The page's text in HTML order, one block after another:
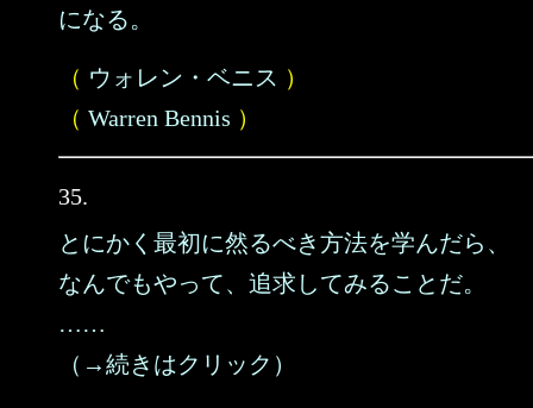
になる。
（ ウォレン・ベニス ）
（ Warren Bennis ）
35.
とにかく最初に然るべき方法を学んだら、
なんでもやって、追求してみることだ。
……
（→続きはクリック）